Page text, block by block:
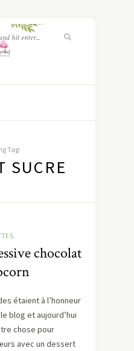
Tag:
SUCRE
chocolat
étaient à l’honneur
blog et aujourd’hui
chose pour
avec un dessert